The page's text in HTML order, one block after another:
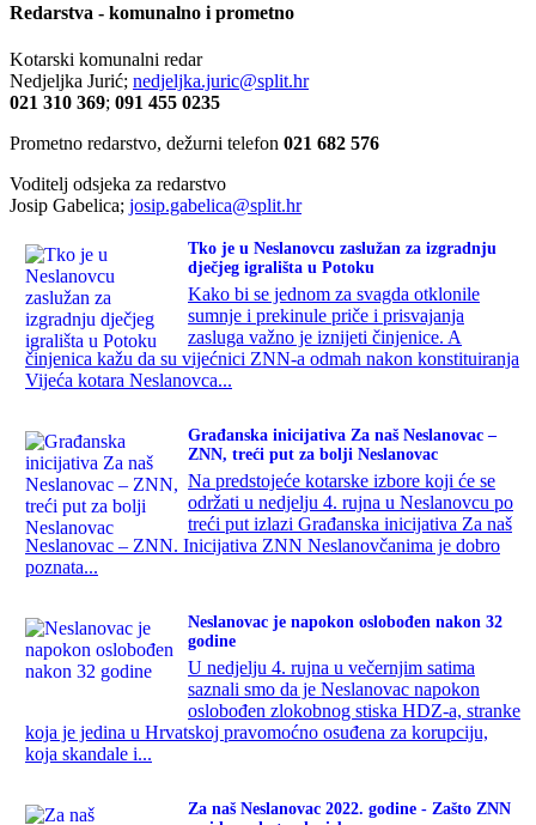
Redarstva - komunalno i prometno
Kotarski komunalni redar
Nedjeljka Jurić; nedjeljka.juric@split.hr
021 310 369; 091 455 0235
Prometno redarstvo, dežurni telefon 021 682 576
Voditelj odsjeka za redarstvo
Josip Gabelica; josip.gabelica@split.hr
Tko je u Neslanovcu zaslužan za izgradnju
dječjeg igrališta u Potoku
Kako bi se jednom za svagda otklonile
sumnje i prekinule priče i prisvajanja
zasluga važno je iznijeti činjenice. A
činjenica kažu da su vijećnici ZNN-a odmah nakon konstituiranja
Vijeća kotara Neslanovca...
Građanska inicijativa Za naš Neslanovac –
ZNN, treći put za bolji Neslanovac
Na predstojeće kotarske izbore koji će se
održati u nedjelju 4. rujna u Neslanovcu po
treći put izlazi Građanska inicijativa Za naš
Neslanovac – ZNN. Inicijativa ZNN Neslanovčanima je dobro
poznata...
Neslanovac je napokon oslobođen nakon 32
godine
U nedjelju 4. rujna u večernjim satima
saznali smo da je Neslanovac napokon
oslobođen zlokobnog stiska HDZ-a, stranke
koja je jedina u Hrvatskoj pravomoćno osuđena za korupciju,
koja skandale i...
Za naš Neslanovac 2022. godine - Zašto ZNN